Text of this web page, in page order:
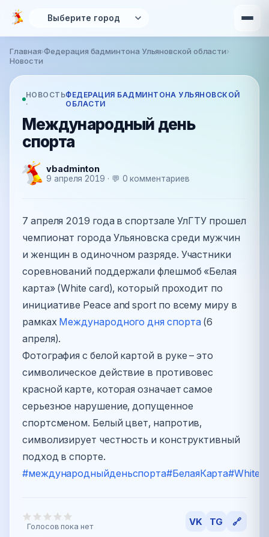
Перейти к основному содержанию
Вы здесь
Главная›Федерация бадминтона Ульяновской области›
Новости
НОВОСТЬ
·
ФЕДЕРАЦИЯ БАДМИНТОНА УЛЬЯНОВСКОЙ
ОБЛАСТИ
Международный день
спорта
vbadminton
9 апреля 2019 · 💬 0 комментариев
7 апреля 2019 года в спортзале УлГТУ прошел
чемпионат города Ульяновска среди мужчин
и женщин в одиночном разряде. Участники
соревнований поддержали флешмоб «Белая
карта» (White card), который проходит по
инициативе Peace and sport по всему миру в
рамках Международного дня спорта (6
апреля).
Фотография с белой картой в руке – это
символическое действие в противовес
красной карте, которая означает самое
серьезное нарушение, допущенное
спортсменом. Белый цвет, напротив,
символизирует честность и конструктивный
подход в спорте.
#международныйденьспорта#БелаяКарта
Голосов пока нет VK TG 🔗